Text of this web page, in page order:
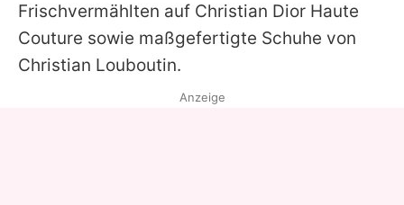
Frischvermählten auf Christian Dior Haute
Couture sowie maßgefertigte Schuhe von
Christian Louboutin.
Anzeige